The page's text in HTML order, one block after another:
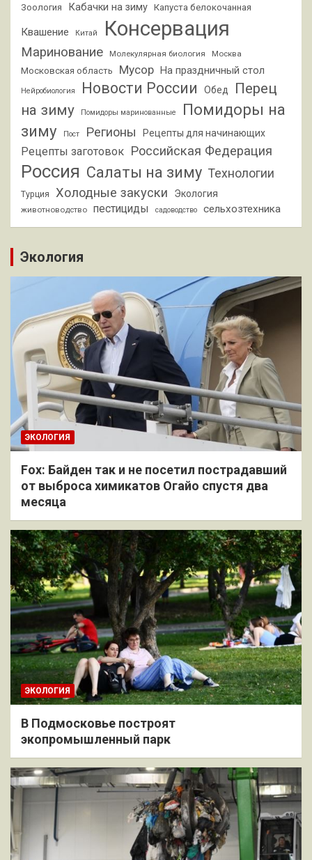
Зоология Кабачки на зиму Капуста белокочанная
Квашение Китай Консервация
Маринование Молекулярная биология Москва
Московская область Мусор На праздничный стол
Нейробиология Новости России Обед
Перец
на зиму
Помидоры маринованные
Помидоры на
зиму
Пост Регионы Рецепты для начинающих
Рецепты заготовок Российская Федерация
Россия Салаты на зиму Технологии
Турция Холодные закуски Экология
животноводство пестициды садоводство сельхозтехника
Экология
ЭКОЛОГИЯ
Fox: Байден так и не посетил пострадавший
от выброса химикатов Огайо спустя два
месяца
ЭКОЛОГИЯ
В Подмосковье построят
экопромышленный парк